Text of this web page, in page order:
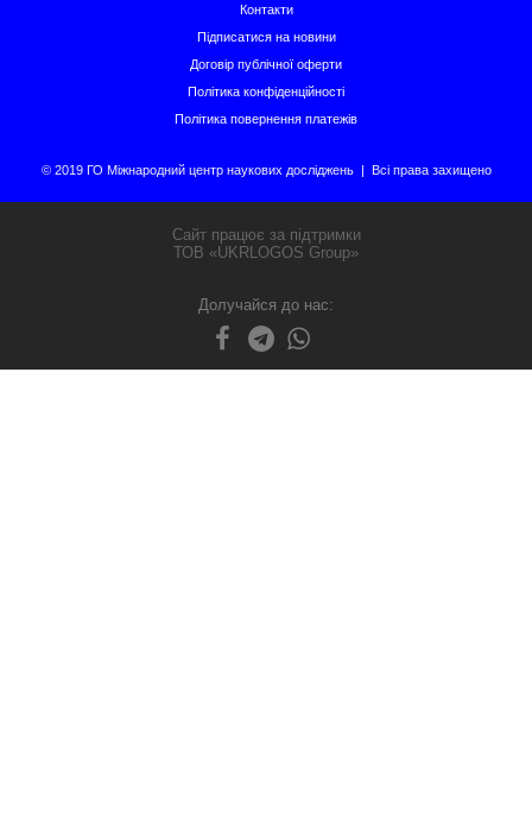
Контакти
Підписатися на новини
Договір публічної оферти
Політика конфіденційності
Політика повернення платежів
© 2019 ГО Міжнародний центр наукових досліджень | Всі права захищено
Сайт працює за підтримки
ТОВ «UKRLOGOS Group»
Долучайся до нас: